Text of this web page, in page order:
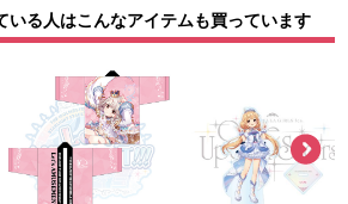
いる人はこんなアイテムも買っています